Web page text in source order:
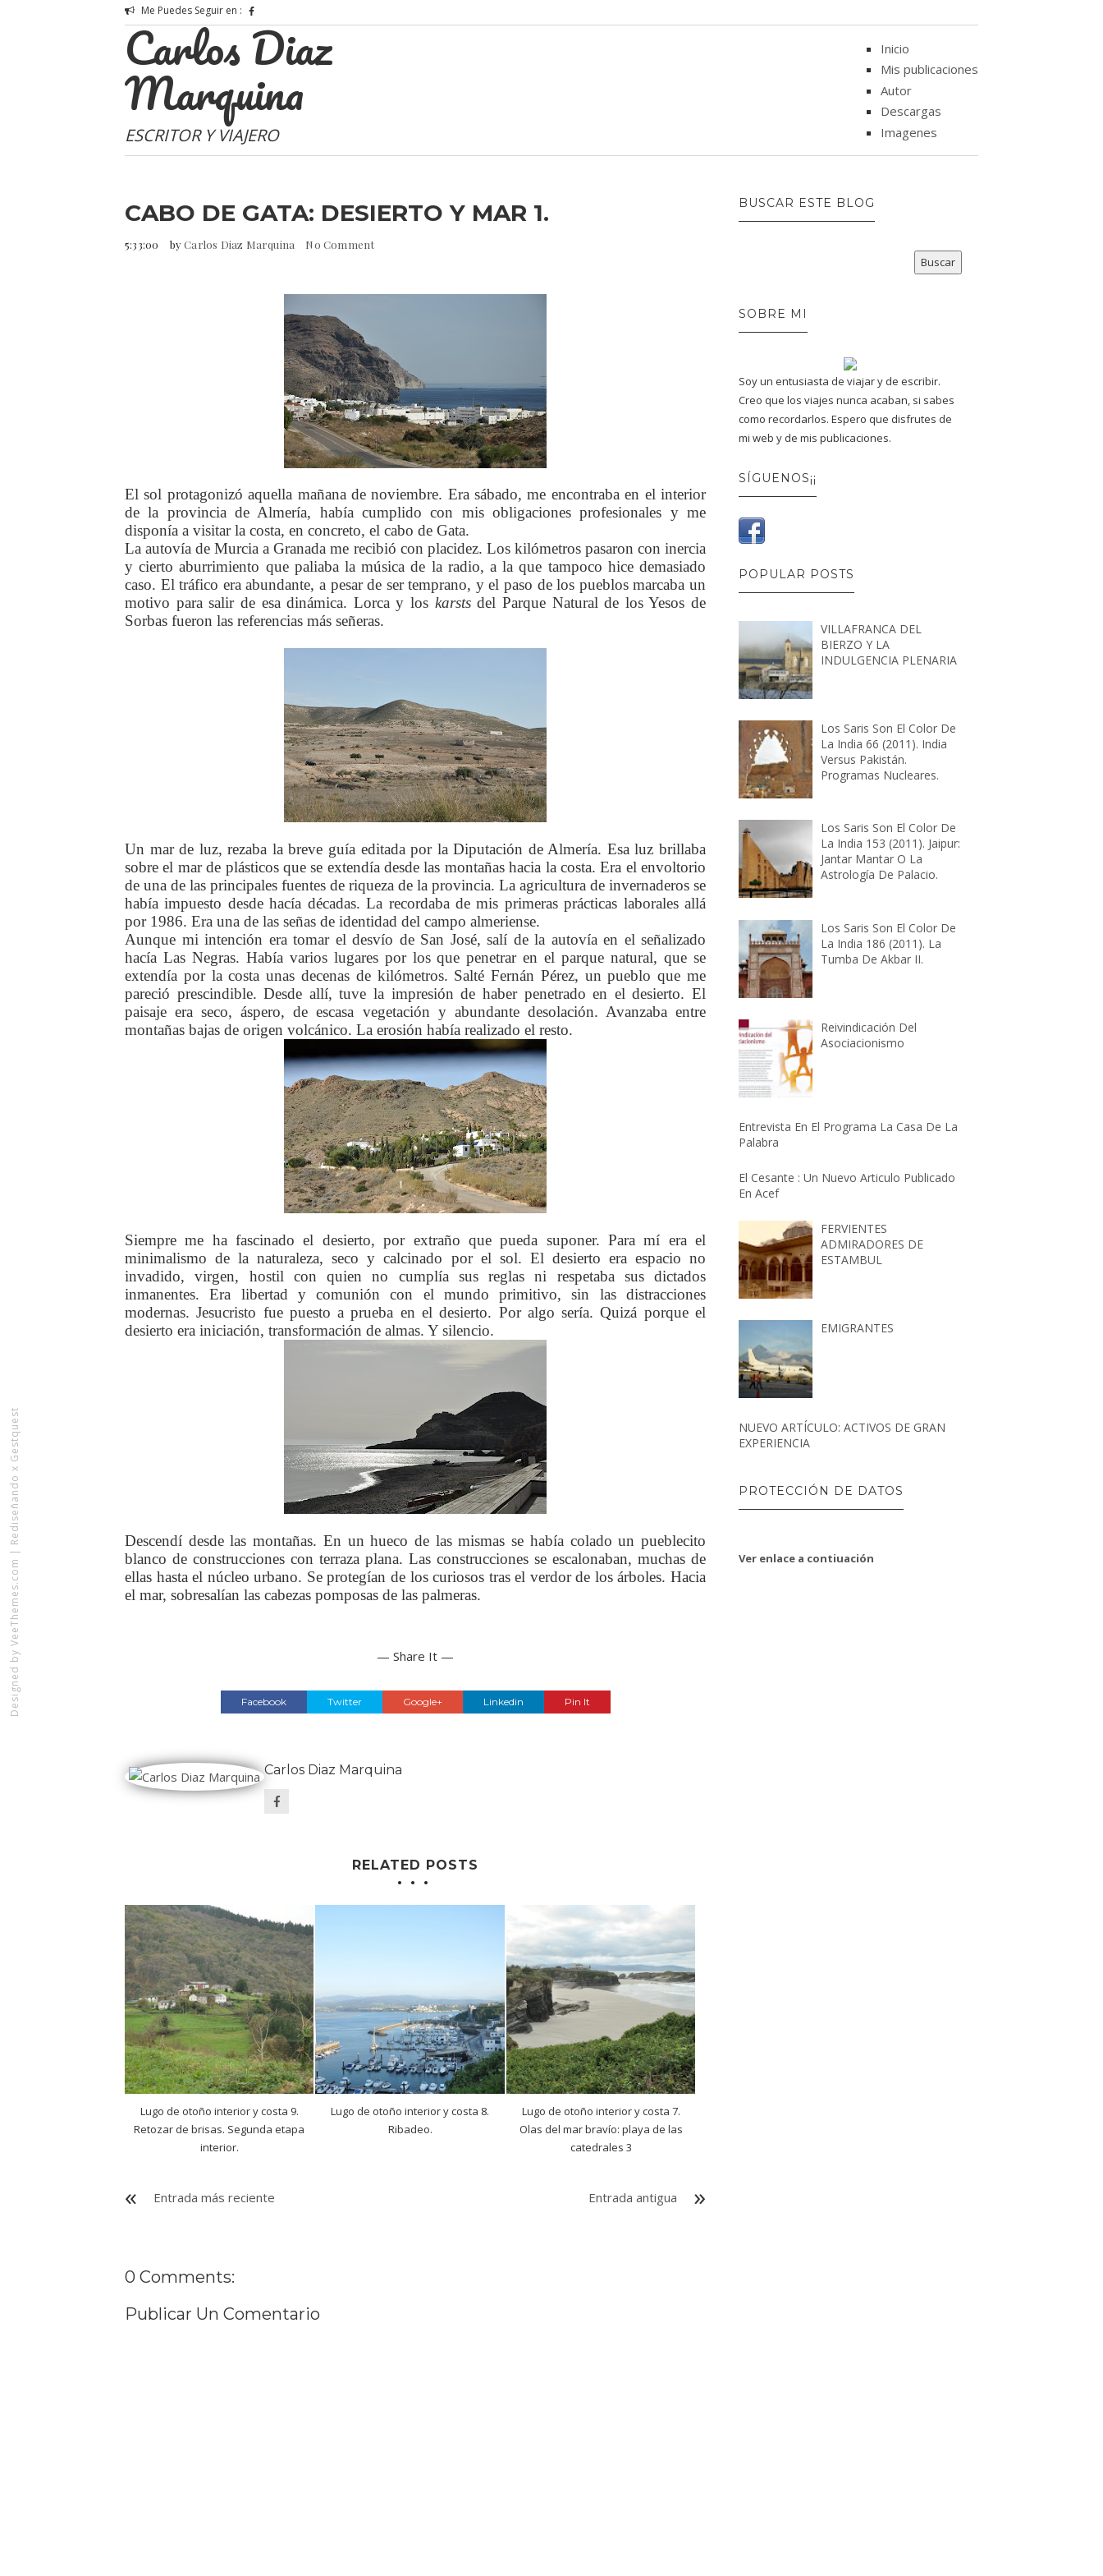
Designed by
VeeThemes.com
|
Rediseñando x Gestquest
Me Puedes Seguir en :
Carlos Diaz
Marquina
ESCRITOR Y VIAJERO
Inicio
Mis publicaciones
Autor
Descargas
Imagenes
CABO DE GATA: DESIERTO Y MAR 1.
5:33:00 byCarlos Diaz Marquina No Comment
El sol protagonizó aquella mañana de noviembre. Era sábado, me encontraba en el interior
de la provincia de Almería, había cumplido con mis obligaciones profesionales y me
disponía a visitar la costa, en concreto, el cabo de Gata.
La autovía de Murcia a Granada me recibió con placidez. Los kilómetros pasaron con inercia
y cierto aburrimiento que paliaba la música de la radio, a la que tampoco hice demasiado
caso. El tráfico era abundante, a pesar de ser temprano, y el paso de los pueblos marcaba un
motivo para salir de esa dinámica. Lorca y los karstsdel Parque Natural de los Yesos de
Sorbas fueron las referencias más señeras.
Un mar de luz, rezaba la breve guía editada por la Diputación de Almería. Esa luz brillaba
sobre el mar de plásticos que se extendía desde las montañas hacia la costa. Era el envoltorio
de una de las principales fuentes de riqueza de la provincia. La agricultura de invernaderos se
había impuesto desde hacía décadas. La recordaba de mis primeras prácticas laborales allá
por 1986. Era una de las señas de identidad del campo almeriense.
Aunque mi intención era tomar el desvío de San José, salí de la autovía en el señalizado
hacía Las Negras. Había varios lugares por los que penetrar en el parque natural, que se
extendía por la costa unas decenas de kilómetros. Salté Fernán Pérez, un pueblo que me
pareció prescindible. Desde allí, tuve la impresión de haber penetrado en el desierto. El
paisaje era seco, áspero, de escasa vegetación y abundante desolación. Avanzaba entre
montañas bajas de origen volcánico. La erosión había realizado el resto.
Siempre me ha fascinado el desierto, por extraño que pueda suponer. Para mí era el
minimalismo de la naturaleza, seco y calcinado por el sol. El desierto era espacio no
invadido, virgen, hostil con quien no cumplía sus reglas ni respetaba sus dictados
inmanentes. Era libertad y comunión con el mundo primitivo, sin las distracciones
modernas. Jesucristo fue puesto a prueba en el desierto. Por algo sería. Quizá porque el
desierto era iniciación, transformación de almas. Y silencio.
Descendí desde las montañas. En un hueco de las mismas se había colado un pueblecito
blanco de construcciones con terraza plana. Las construcciones se escalonaban, muchas de
ellas hasta el núcleo urbano. Se protegían de los curiosos tras el verdor de los árboles. Hacia
el mar, sobresalían las cabezas pomposas de las palmeras.
— Share It —
Facebook Twitter Google+ Linkedin Pin It
Carlos Diaz Marquina
RELATED POSTS
Lugo de otoño interior y costa 9.
Retozar de brisas. Segunda etapa
interior.
Lugo de otoño interior y costa 8.
Ribadeo.
Lugo de otoño interior y costa 7.
Olas del mar bravío: playa de las
catedrales 3
Entrada más reciente Entrada antigua
0 Comments:
Publicar Un Comentario
BUSCAR ESTE BLOG
SOBRE MI
Soy un entusiasta de viajar y de escribir.
Creo que los viajes nunca acaban, si sabes
como recordarlos. Espero que disfrutes de
mi web y de mis publicaciones.
SÍGUENOS¡¡
POPULAR POSTS
VILLAFRANCA DEL
BIERZO Y LA
INDULGENCIA PLENARIA
Los Saris Son El Color De
La India 66 (2011). India
Versus Pakistán.
Programas Nucleares.
Los Saris Son El Color De
La India 153 (2011). Jaipur:
Jantar Mantar O La
Astrología De Palacio.
Los Saris Son El Color De
La India 186 (2011). La
Tumba De Akbar II.
Reivindicación Del
Asociacionismo
Entrevista En El Programa La Casa De La
Palabra
El Cesante : Un Nuevo Articulo Publicado
En Acef
FERVIENTES
ADMIRADORES DE
ESTAMBUL
EMIGRANTES
NUEVO ARTÍCULO: ACTIVOS DE GRAN
EXPERIENCIA
PROTECCIÓN DE DATOS
Ver enlace a contiuación